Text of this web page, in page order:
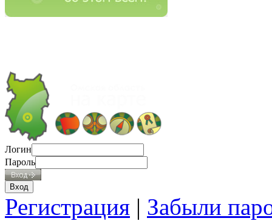
Логин
Пароль
Регистрация | Забыли